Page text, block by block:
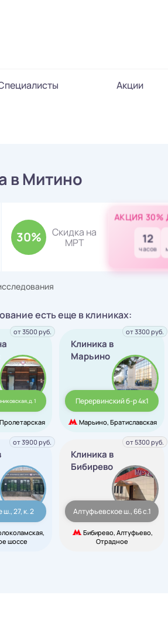
Акции
в Митино
30%
Скидка на
МРТ
АКЦИЯ 30%
12
часов
есть еще в клиниках:
1
от 3500 руб.
Клиника в
Марьино
Перервинский б-р 4к1
Марьино, Братиславская
от 3300 руб.
27, к. 2
шоссе
от 3900 руб.
Клиника в
Бибирево
Алтуфьевское ш., 66 с.1
Бибирево, Алтуфьево,
Отрадное
от 5300 руб.